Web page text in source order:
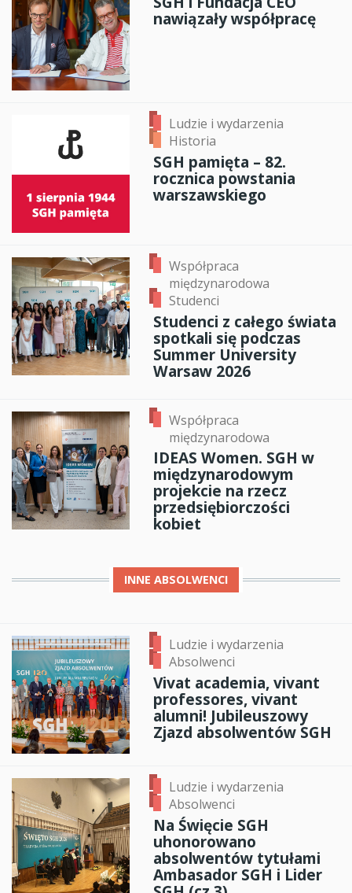
nawiązały współpracę
Ludzie i wydarzenia
Historia
SGH pamięta – 82.
rocznica powstania
warszawskiego
Współpraca
międzynarodowa
Studenci
Studenci z całego świata
spotkali się podczas
Summer University
Warsaw 2026
Współpraca
międzynarodowa
IDEAS Women. SGH w
międzynarodowym
projekcie na rzecz
przedsiębiorczości
kobiet
INNE ABSOLWENCI
Ludzie i wydarzenia
Absolwenci
Vivat academia, vivant
professores, vivant
alumni! Jubileuszowy
Zjazd absolwentów SGH
Ludzie i wydarzenia
Absolwenci
Na Święcie SGH
uhonorowano
absolwentów tytułami
Ambasador SGH i Lider